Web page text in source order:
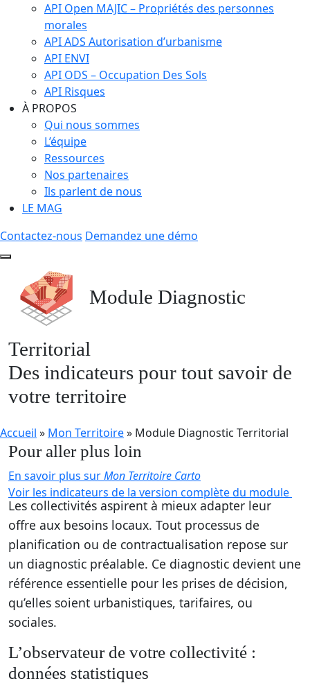
API Open MAJIC – Propriétés des personnes
morales
API ADS Autorisation d’urbanisme
API ENVI
API ODS – Occupation Des Sols
API Risques
À PROPOS
Qui nous sommes
L’équipe
Ressources
Nos partenaires
Ils parlent de nous
LE MAG
Contactez-nous Demandez une démo
Module Diagnostic
Territorial
Des indicateurs pour tout savoir de
votre territoire
Accueil » Mon Territoire» Module Diagnostic Territorial
Pour aller plus loin
En savoir plus surMon Territoire Carto
Voir les indicateurs de la version complète du module
Les collectivités aspirent à mieux adapter leur
offre aux besoins locaux. Tout processus de
planification ou de contractualisation repose sur
un diagnostic préalable. Ce diagnostic devient une
référence essentielle pour les prises de décision,
qu’elles soient urbanistiques, tarifaires, ou
sociales.
L’observateur de votre collectivité :
données statistiques